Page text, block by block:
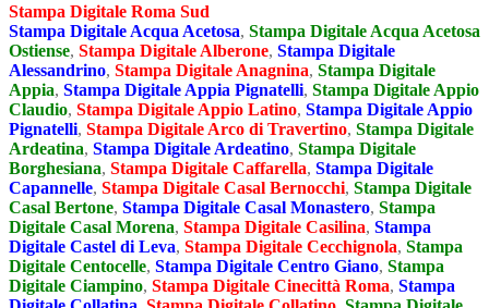
Stampa Digitale Roma Sud
Stampa Digitale Acqua Acetosa, Stampa Digitale Acqua Acetosa
Ostiense, Stampa Digitale Alberone, Stampa Digitale
Alessandrino, Stampa Digitale Anagnina, Stampa Digitale
Appia, Stampa Digitale Appia Pignatelli, Stampa Digitale Appio
Claudio, Stampa Digitale Appio Latino, Stampa Digitale Appio
Pignatelli, Stampa Digitale Arco di Travertino, Stampa Digitale
Ardeatina, Stampa Digitale Ardeatino, Stampa Digitale
Borghesiana, Stampa Digitale Caffarella, Stampa Digitale
Capannelle, Stampa Digitale Casal Bernocchi, Stampa Digitale
Casal Bertone, Stampa Digitale Casal Monastero, Stampa
Digitale Casal Morena, Stampa Digitale Casilina, Stampa
Digitale Castel di Leva, Stampa Digitale Cecchignola, Stampa
Digitale Centocelle, Stampa Digitale Centro Giano, Stampa
Digitale Ciampino, Stampa Digitale Cinecittà Roma, Stampa